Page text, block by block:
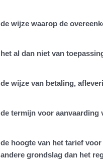
de wijze waarop de
het al dan niet van
de wijze van betaling,
de termijn voor aanvaarding
de hoogte van het tarief
andere grondslag dan het